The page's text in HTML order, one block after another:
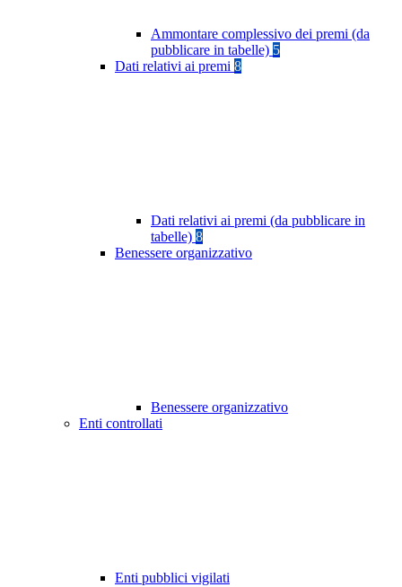
Ammontare complessivo dei premi (da
pubblicare in tabelle) 5
Dati relativi ai premi 8
Dati relativi ai premi (da pubblicare in
tabelle) 8
Benessere organizzativo
Benessere organizzativo
Enti controllati
Enti pubblici vigilati